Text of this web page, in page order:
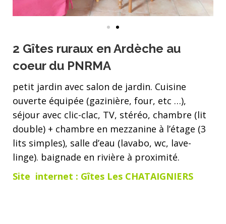
2 Gîtes ruraux en Ardèche au
coeur du PNRMA
petit jardin avec salon de jardin. Cuisine
ouverte équipée (gazinière, four, etc …),
séjour avec clic-clac, TV, stéréo, chambre (lit
double) + chambre en mezzanine à l’étage (3
lits simples), salle d’eau (lavabo, wc, lave-
linge). baignade en rivière à proximité.
Site internet : Gîtes Les CHATAIGNIERS